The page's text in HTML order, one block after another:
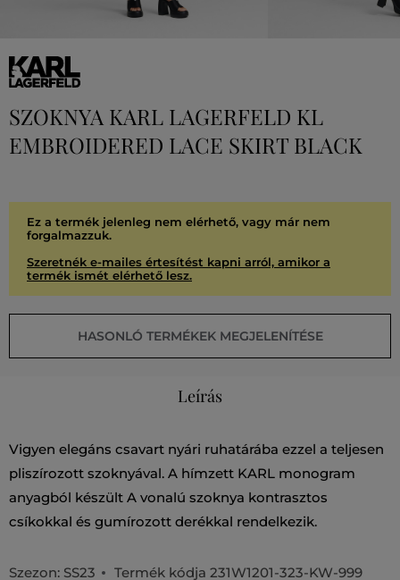
SZOKNYA KARL LAGERFELD KL
EMBROIDERED LACE SKIRT BLACK
Ez a termék jelenleg nem elérhető, vagy már nem
forgalmazzuk.
Szeretnék e-mailes értesítést kapni arról, amikor a
termék ismét elérhető lesz.
HASONLÓ TERMÉKEK MEGJELENÍTÉSE
Leírás
Vigyen elegáns csavart nyári ruhatárába ezzel a teljesen
pliszírozott szoknyával. A hímzett KARL monogram
anyagból készült A vonalú szoknya kontrasztos
csíkokkal és gumírozott derékkal rendelkezik.
Szezon: SS23 Termék kódja 231W1201-323-KW-999